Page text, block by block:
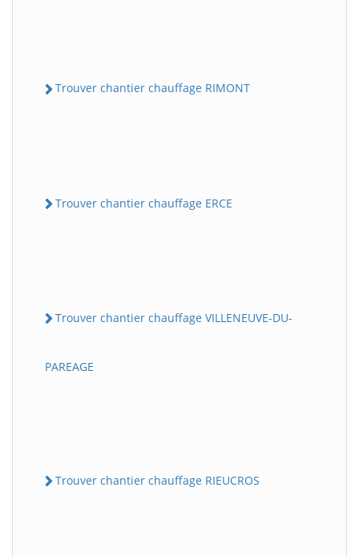
Trouver chantier chauffage RIMONT
Trouver chantier chauffage ERCE
Trouver chantier chauffage VILLENEUVE-DU-
PAREAGE
Trouver chantier chauffage RIEUCROS